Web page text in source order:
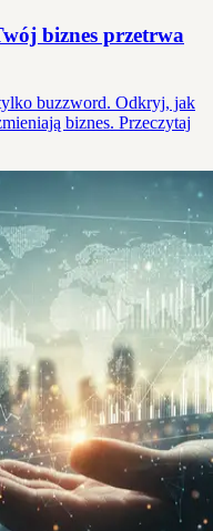
biznes przetrwa
buzzword. Odkryj, jak
biznes. Przeczytaj